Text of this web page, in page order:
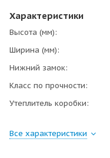
Характеристики
Высота (мм)
Ширина (мм)
Нижний замок
Класс по прочности
Утеплитель коробки
Все характеристики